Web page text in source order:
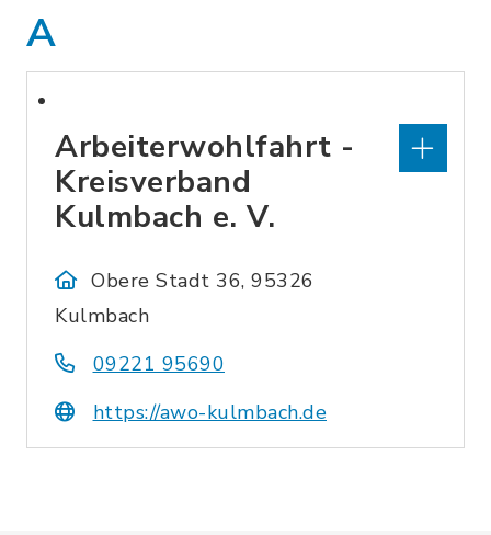
A
Arbeiterwohlfahrt -
Kreisverband
Kulmbach e. V.
Obere Stadt 36, 95326
Kulmbach
09221 95690
https://awo-kulmbach.de